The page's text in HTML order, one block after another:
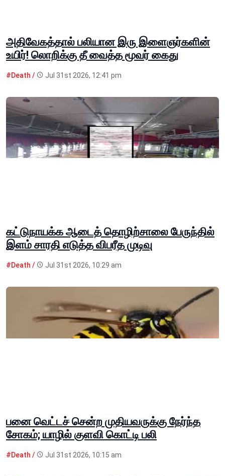
அதிவேகத்தால் பலியான இரு இளைஞர்களின்
உயிர்! லொறிக்கு தீ வைத்த மூவர் கைது
#Death / Jul 31st 2026, 12:41 pm
கட்டுநாயக்க ஆடைத் தொழிற்சாலை பேருந்தில்
இளம் சாரதி எடுத்த விபரீத முடிவு
#Death / Jul 31st 2026, 10:29 am
பனை வெட்டச் சென்ற முதியவருக்கு நேர்ந்த
சோகம்; யாழில் குளவி கொட்டி பலி
#Death / Jul 31st 2026, 10:15 am